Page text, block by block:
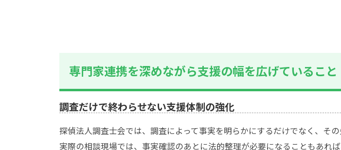
専門家連携を深めながら支援の幅を広げていること
調査だけで終わらせない支援体制の強化
探偵法人調査士会では、調査によって事実を明らかにするだけでなく、そ
実際の相談現場では、事実確認のあとに法的整理が必要になることもあれ